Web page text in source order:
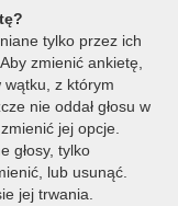
tylko przez ich
zmienić ankietę,
z którym
nie oddał głosu w
jej opcje.
głosy, tylko
lub usunąć.
jej trwania.